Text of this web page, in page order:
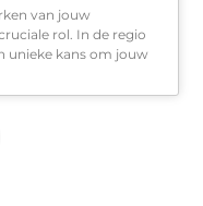
van jouw
rol. In de regio
unieke kans om jouw